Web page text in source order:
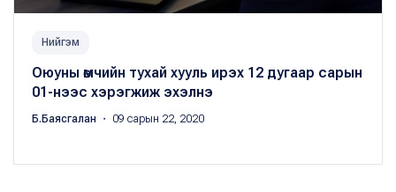
Нийгэм
Оюуны өмчийн тухай хууль ирэх 12 дугаар сарын
01-нээс хэрэгжиж эхэлнэ
Б.Баясгалан ・ 09 сарын 22, 2020